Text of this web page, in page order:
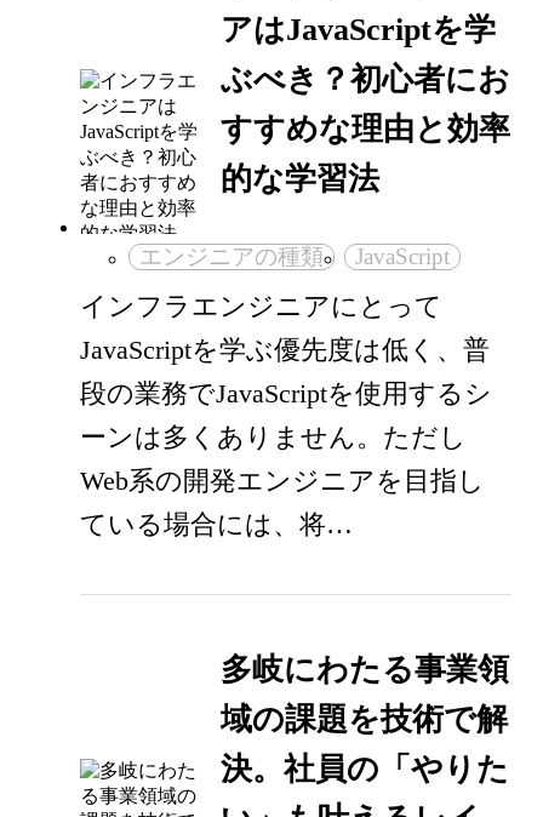
アはJavaScriptを学
ぶべき？初心者にお
すすめな理由と効率
的な学習法
エンジニアの種類 JavaScript
インフラエンジニアにとって
JavaScriptを学ぶ優先度は低く、普
段の業務でJavaScriptを使用するシ
ーンは多くありません。ただし
Web系の開発エンジニアを目指し
ている場合には、将…
多岐にわたる事業領
域の課題を技術で解
決。社員の「やりた